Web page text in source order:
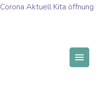
Corona Aktuell Kita öffnung